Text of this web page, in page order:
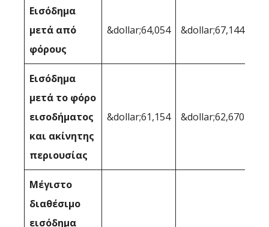
Εισόδημα
μετά από
φόρους
&dollar;64,054 &dollar;67,144
Εισόδημα
μετά το φόρο
εισοδήματος
και ακίνητης
περιουσίας
&dollar;61,154 &dollar;62,670
Μέγιστο
διαθέσιμο
εισόδημα